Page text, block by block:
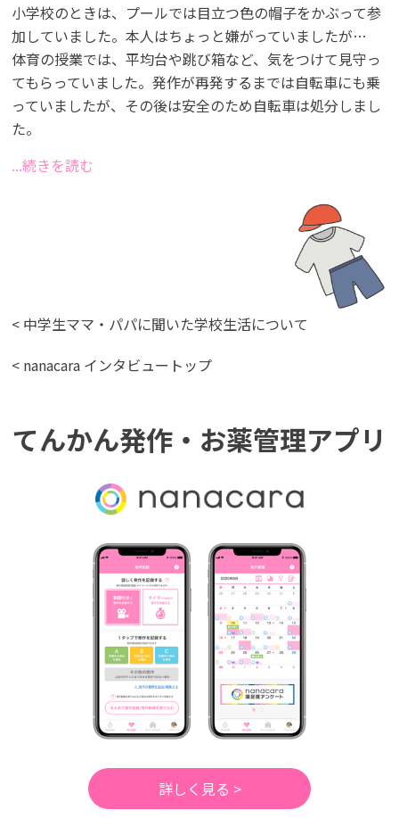
小学校のときは、プールでは目立つ色の帽子をかぶって参
加していました。本人はちょっと嫌がっていましたが…
体育の授業では、平均台や跳び箱など、気をつけて見守っ
てもらっていました。発作が再発するまでは自転車にも乗
っていましたが、その後は安全のため自転車は処分しまし
た。
...続きを読む
< 中学生ママ・パパに聞いた学校生活について
< nanacara インタビュートップ
てんかん発作・お薬管理アプリ
詳しく見る >